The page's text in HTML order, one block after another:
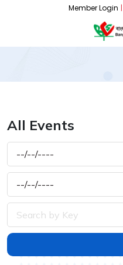
Member Login |
All Events